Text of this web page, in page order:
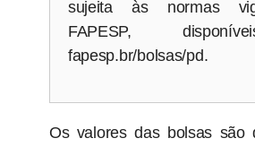
sujeita às normas
FAPESP,
fapesp.br/bolsas/pd.
Os valores das bolsas são